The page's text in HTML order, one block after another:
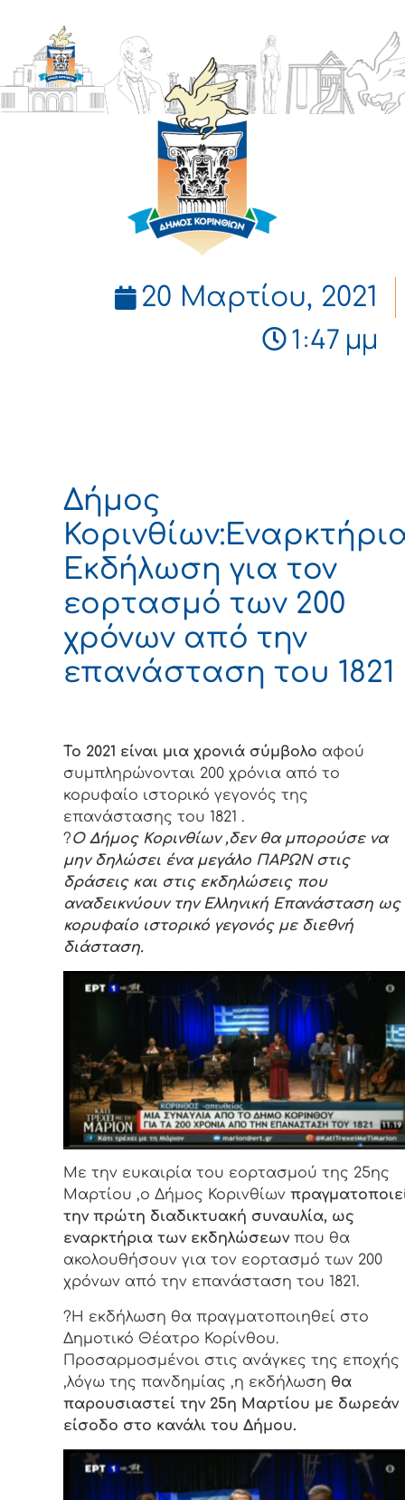
ΔΗΜΟΣ
ΚΟΡΙΝΘΙΩΝ
20 Μαρτίου, 2021
1:47 μμ
Δήμος
Εκδήλωση για τον
εορτασμό των 200
χρόνων από την
επανάσταση του 1821
Το 2021 είναι μια χρονιά σύμβολο αφού
συμπληρώνονται 200 χρόνια από το
κορυφαίο ιστορικό γεγονός της
επανάστασης του 1821 .
?️Ο Δήμος Κορινθίων ,δεν θα μπορούσε να
μην δηλώσει ένα μεγάλο ΠΑΡΩΝ στις
δράσεις και στις εκδηλώσεις που
αναδεικνύουν την Ελληνική Επανάσταση ως
κορυφαίο ιστορικό γεγονός με διεθνή
διάσταση.
Με την ευκαιρία του εορτασμού της 25ης
Μαρτίου ,ο Δήμος Κορινθίων
την πρώτη διαδικτυακή συναυλία, ως
εναρκτήρια των εκδηλώσεων που θα
ακολουθήσουν για τον εορτασμό των 200
χρόνων από την επανάσταση του 1821.
?️Η εκδήλωση θα πραγματοποιηθεί στο
Δημοτικό Θέατρο Κορίνθου.
Προσαρμοσμένοι στις ανάγκες της εποχής
,λόγω της πανδημίας ,η εκδήλωση θα
παρουσιαστεί την 25η Μαρτίου με δωρεάν
είσοδο στο κανάλι του Δήμου.